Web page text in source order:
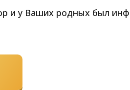
и у Ваших родных был